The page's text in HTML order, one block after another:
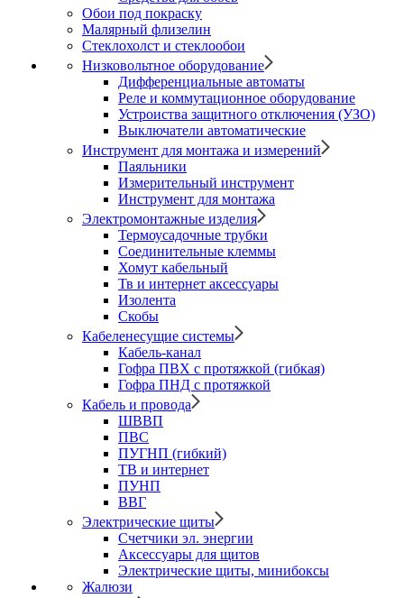
Обои под покраску
Малярный флизелин
Стеклохолст и стеклообои
Низковольтное оборудование
Дифференциальные автоматы
Реле и коммутационное оборудование
Устроиства защитного отключения (УЗО)
Выключатели автоматические
Инструмент для монтажа и измерений
Паяльники
Измерительный инструмент
Инструмент для монтажа
Электромонтажные изделия
Термоусадочные трубки
Соединительные клеммы
Хомут кабельный
Тв и интернет аксессуары
Изолента
Скобы
Кабеленесущие системы
Кабель-канал
Гофра ПВХ с протяжкой (гибкая)
Гофра ПНД с протяжкой
Кабель и провода
ШВВП
ПВС
ПУГНП (гибкий)
ТВ и интернет
ПУНП
ВВГ
Электрические щиты
Счетчики эл. энергии
Аксессуары для щитов
Электрические щиты, минибоксы
Жалюзи